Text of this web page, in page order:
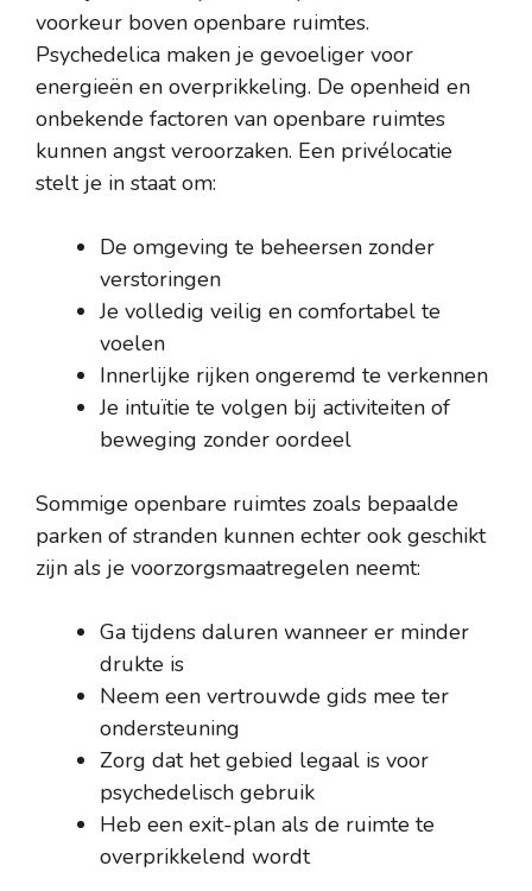
voorkeur boven openbare ruimtes.
Psychedelica maken je gevoeliger voor
energieën en overprikkeling. De openheid en
onbekende factoren van openbare ruimtes
kunnen angst veroorzaken. Een privélocatie
stelt je in staat om:
De omgeving te beheersen zonder
verstoringen
Je volledig veilig en comfortabel te
voelen
Innerlijke rijken ongeremd te verkennen
Je intuïtie te volgen bij activiteiten of
beweging zonder oordeel
Sommige openbare ruimtes zoals bepaalde
parken of stranden kunnen echter ook geschikt
zijn als je voorzorgsmaatregelen neemt:
Ga tijdens daluren wanneer er minder
drukte is
Neem een vertrouwde gids mee ter
ondersteuning
Zorg dat het gebied legaal is voor
psychedelisch gebruik
Heb een exit-plan als de ruimte te
overprikkelend wordt